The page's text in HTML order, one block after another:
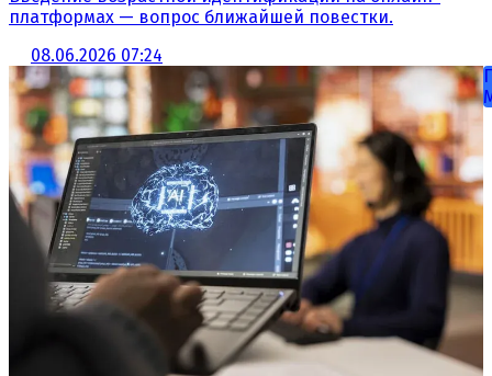
платформах — вопрос ближайшей повестки.
08.06.2026 07:24